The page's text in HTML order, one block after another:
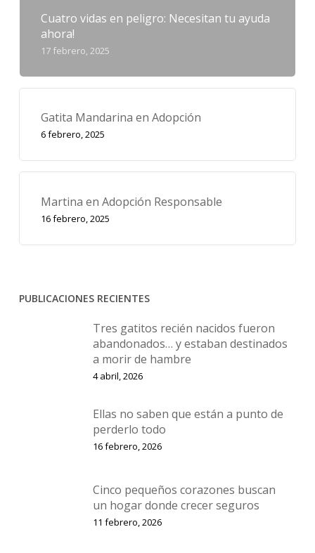
Cuatro vidas en peligro: Necesitan tu ayuda
ahora!
17 febrero, 2025
Gatita Mandarina en Adopción
6 febrero, 2025
Martina en Adopción Responsable
16 febrero, 2025
PUBLICACIONES RECIENTES
Tres gatitos recién nacidos fueron
abandonados… y estaban destinados
a morir de hambre
4 abril, 2026
Ellas no saben que están a punto de
perderlo todo
16 febrero, 2026
Cinco pequeños corazones buscan
un hogar donde crecer seguros
11 febrero, 2026